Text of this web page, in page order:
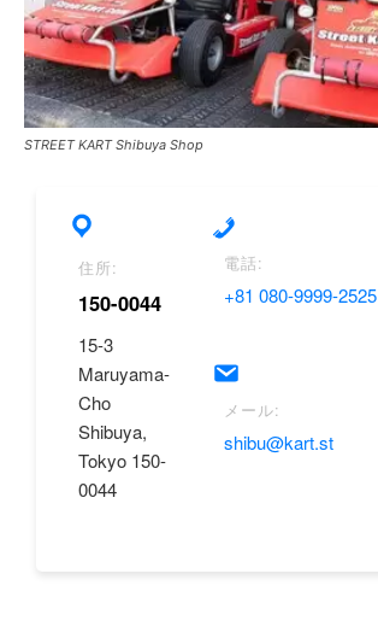
STREET KART Shibuya Shop
住所:
150-0044
15-3
Maruyama-
Cho
Shibuya,
Tokyo 150-
0044
電話:
+81 080-9999-2525
メール:
shibu@kart.st